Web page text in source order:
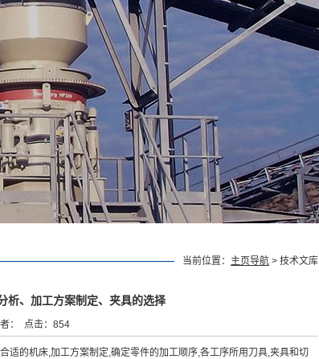
当前位置： 主页导航 > 技术文库
析、加工方案制定、夹具的选择
： 点击：854
适的机床,加工方案制定,确定零件的加工顺序,各工序所用刀具,夹具和切